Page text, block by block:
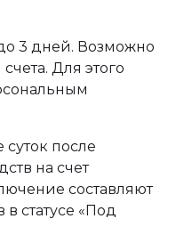
3 дней. Возможно
Для этого
суток после
на счет
составляют
статусе «Под